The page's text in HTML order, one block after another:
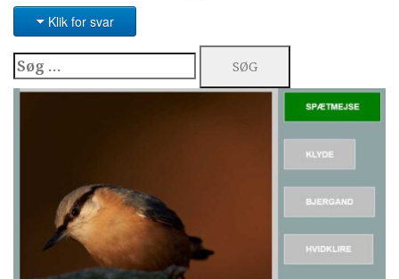
Klik for svar
Søg
efter: